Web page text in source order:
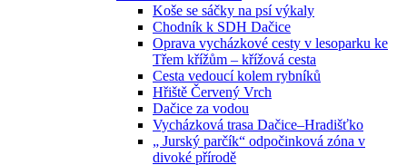
Koše se sáčky na psí výkaly
Chodník k SDH Dačice
Oprava vycházkové cesty v lesoparku ke
Třem křížům – křížová cesta
Cesta vedoucí kolem rybníků
Hřiště Červený Vrch
Dačice za vodou
Vycházková trasa Dačice–Hradišťko
„ Jurský parčík“ odpočinková zóna v
divoké přírodě